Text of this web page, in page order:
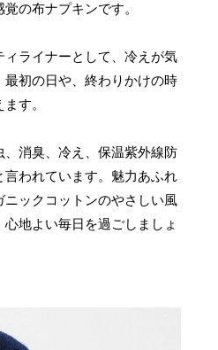
の布ナプキンです。
ィライナーとして、冷えが気
最初の日や、終わりかけの時
す。
消臭、冷え、保温紫外線防
言われています。魅力あふれ
ニックコットンのやさしい風
地よい毎日を過ごしましょ